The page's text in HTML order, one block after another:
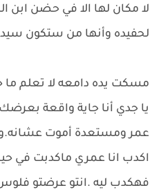
لا مكان لها الا في حضن ابن
لحفيده وأنها من ستكون
مسكت يده دامعه لا تعلم ما
يا جدي أنا جاية واقعة
عمر ومستعدة أموت
اكدب انا عمري ماكدبت في
فهكدب ليه .انتو عرضتو